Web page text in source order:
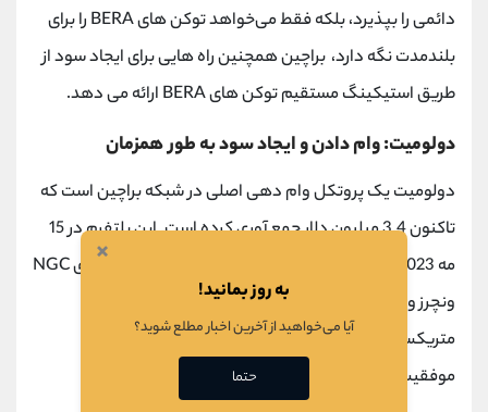
دائمی را بپذیرد، بلکه فقط می‌خواهد توکن ‌های BERA را برای
بلندمدت نگه دارد، براچین همچنین راه ‌هایی برای ایجاد سود از
طریق استیکینگ مستقیم توکن‌ های BERA ارائه می‌ دهد.
دولومیت: وام دادن و ایجاد سود به طور همزمان
دولومیت یک پروتکل وام دهی اصلی در شبکه براچین است که
تاکنون 3.4 میلیون دلار جمع آوری کرده است. این پلتفرم در 15
مه 2023 یک دور سرمایه گذاری 2.5 میلیون دلاری به رهبری NGC
ونچرز و دریپر گورن را با مشارکت کوین بیس ونچرز، توکن
متریکس ونچرز و جمعی دیگر از سرمایه گذاران برجسته با
موفقیت به پایان رسید.
×
به روز بمانید!
آیا می‌خواهید از آخرین اخبار مطلع شوید؟
حتما